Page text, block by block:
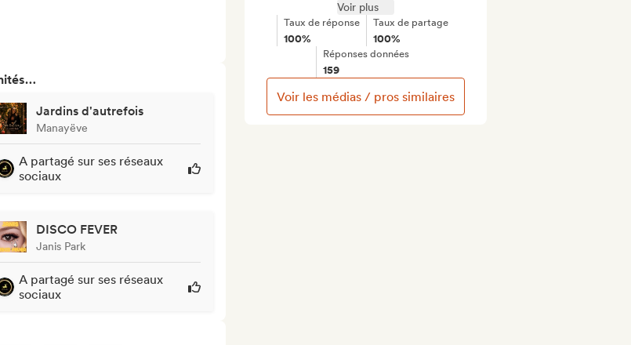
Jardins d'autrefois
Manayëve
A partagé sur ses réseaux
sociaux
DISCO FEVER
Janis Park
A partagé sur ses réseaux
sociaux
Voir plus
Taux de réponse
100%
Taux de partage
100%
Réponses données
159
Voir les médias / pros similaires